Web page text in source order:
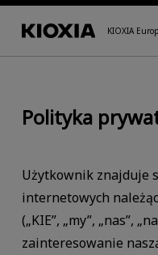
KIOXIA
Polityka
Użytkownik znajduje
internetowych
(„KIE”, „my”, „nas”,
zainteresowanie